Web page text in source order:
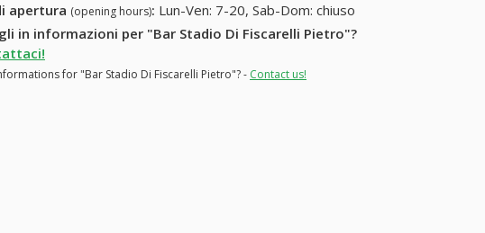
apertura (opening hours): Lun-Ven: 7-20, Sab-Dom: chiuso
informazioni per "Bar Stadio Di Fiscarelli Pietro"?
for "Bar Stadio Di Fiscarelli Pietro"? - Contact us!